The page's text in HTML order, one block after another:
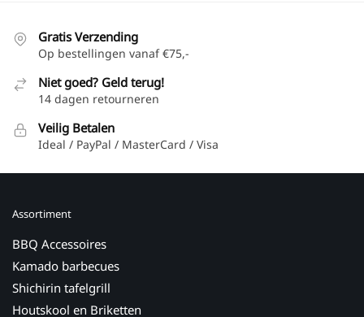
Gratis Verzending
Op bestellingen vanaf €75,-
Niet goed? Geld terug!
14 dagen retourneren
Veilig Betalen
Ideal / PayPal / MasterCard / Visa
Assortiment
BBQ Accessoires
Kamado barbecues
Shichirin tafelgrill
Houtskool en Briketten